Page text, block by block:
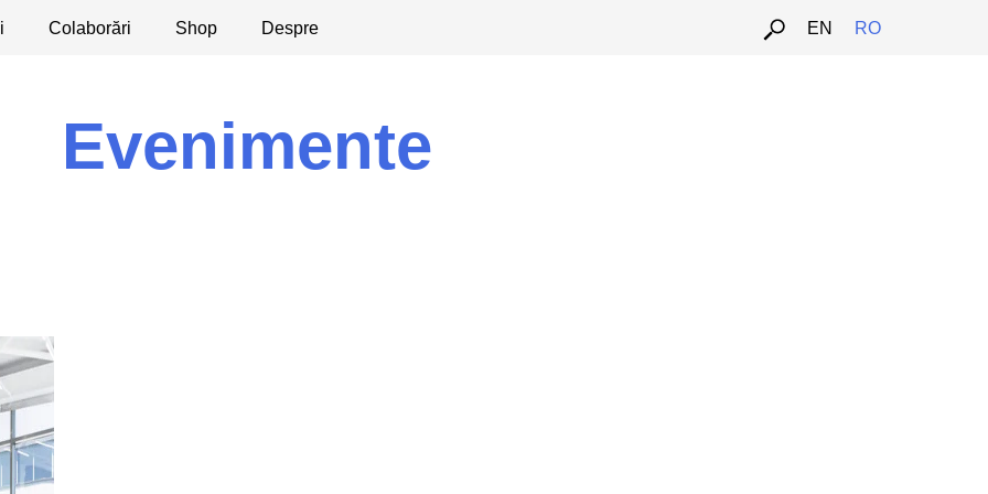
Colaborări Shop Despre EN RO
Dezbateri Apeluri
Evenimente